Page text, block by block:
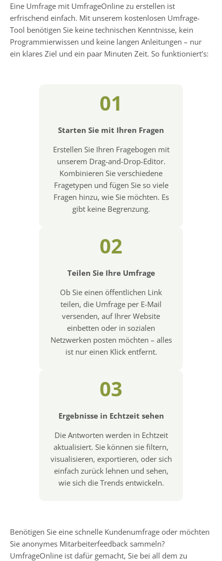
Eine Umfrage mit UmfrageOnline zu erstellen ist
erfrischend einfach. Mit unserem kostenlosen Umfrage-
Tool benötigen Sie keine technischen Kenntnisse, kein
Programmierwissen und keine langen Anleitungen – nur
ein klares Ziel und ein paar Minuten Zeit. So funktioniert’s:
01
Starten Sie mit Ihren Fragen
Erstellen Sie Ihren Fragebogen mit
unserem Drag-and-Drop-Editor.
Kombinieren Sie verschiedene
Fragetypen und fügen Sie so viele
Fragen hinzu, wie Sie möchten. Es
gibt keine Begrenzung.
02
Teilen Sie Ihre Umfrage
Ob Sie einen öffentlichen Link
teilen, die Umfrage per E-Mail
versenden, auf Ihrer Website
einbetten oder in sozialen
Netzwerken posten möchten – alles
ist nur einen Klick entfernt.
03
Ergebnisse in Echtzeit sehen
Die Antworten werden in Echtzeit
aktualisiert. Sie können sie filtern,
visualisieren, exportieren, oder sich
einfach zurück lehnen und sehen,
wie sich die Trends entwickeln.
Benötigen Sie eine schnelle Kundenumfrage oder möchten
Sie anonymes Mitarbeiterfeedback sammeln?
UmfrageOnline ist dafür gemacht, Sie bei all dem zu